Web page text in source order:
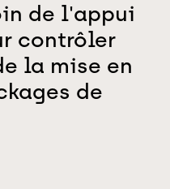
de l'appui
contrôler
la mise en
de